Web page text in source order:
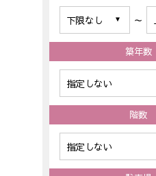
～
築年数
階数